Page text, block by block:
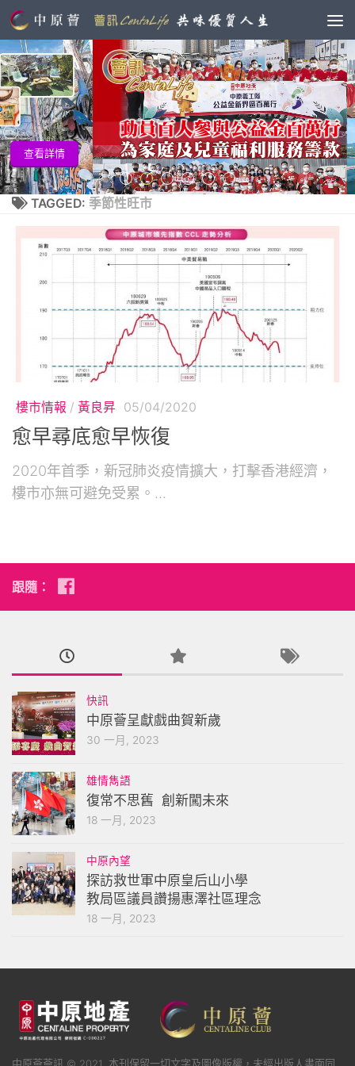
查看
TAGGED: 季節性旺市
樓市情報 / 黃良昇 05/04/2020
愈早尋底愈早恢復
2020年首季，新冠肺炎疫情擴大，打擊香港經濟，
樓市亦無可避免受累。...
跟隨：
快訊
中原薈呈獻戲曲賀新歲
30 一月, 2023
雄情雋語
復常不思舊 創新闖未來
18 一月, 2023
中原內望
探訪救世軍中原皇后山小學
教局區議員讚揚惠澤社區理念
18 一月, 2023